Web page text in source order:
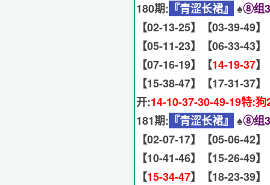
180期: 『青涩长裙』 ♠️⑧组
【02-13-25】【03-39-49】
【05-11-23】【06-33-43】
【07-16-19】【14-19-37】
【15-38-47】【17-31-37】
开:14-10-37-30-49-19特:狗
181期: 『青涩长裙』 ♠️⑧组
【02-07-17】【05-06-42】
【10-41-46】【15-26-49】
【15-34-47】【18-23-39】